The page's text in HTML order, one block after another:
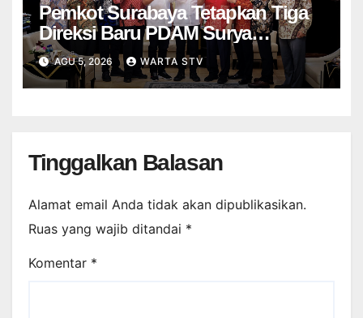
Pemkot Surabaya Tetapkan Tiga
Direksi Baru PDAM Surya
Sembada, Fokus Perkuat
Layanan dan Kinerja
AGU 5, 2026 WARTA STV
Tinggalkan Balasan
Alamat email Anda tidak akan dipublikasikan.
Ruas yang wajib ditandai *
Komentar *